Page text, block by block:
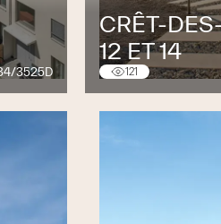
3525D
CRÊT-
12 ET 14
121